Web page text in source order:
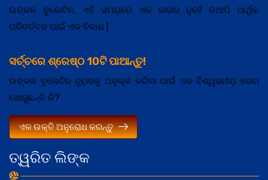
ତ୍ୱରିତ ଲିଙ୍କ
ଉତ୍କଳ ବୁଲେଟିନ, ଏହି ସମଯ଼ରେ ଏକ କାଗଜ ନୁହେଁ ତଥାପି ଆର୍ଥିକ
ପରିବର୍ତ୍ତନ ପାଇଁ ଏକ ବିକାଶ |
ସର୍ଚ୍ଚରେ ଶ୍ରେଷ୍ଠ 10ଟି ପାଆନ୍ତୁ!
ଉତ୍କଳ ବୁଲେଟିନ ନ୍ଯ଼ୁଜକୁ ଅନୁକୂଳ କରିବା ପାଇଁ ଏକ ବିଶ୍ୱସନୀଯ଼ ସେବା
ଖୋଜୁଛନ୍ତି କି?
ଏକ ଉକ୍ତି ଅନୁରୋଧ କରନ୍ତୁ